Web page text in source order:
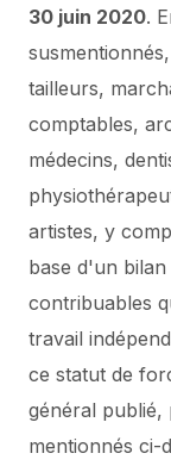
30 juin 2020.
tailleurs,
comptables,
médecins,
artistes, y
base d'un
contribuables
travail
ce statut de
général
mentionnés ci-